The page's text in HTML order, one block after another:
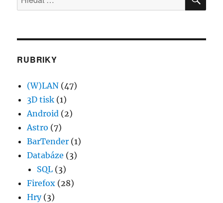
RUBRIKY
(W)LAN (47)
3D tisk (1)
Android (2)
Astro (7)
BarTender (1)
Databáze (3)
SQL (3)
Firefox (28)
Hry(3)